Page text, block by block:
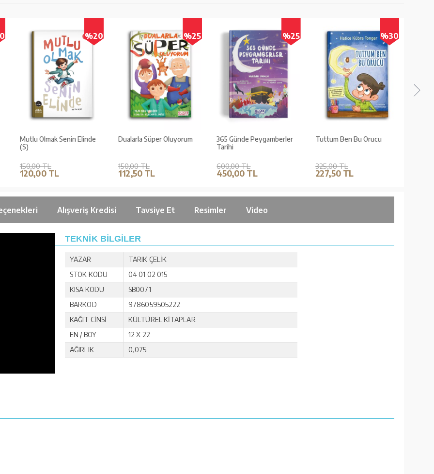
%20
Mutlu Olmak Senin Elinde
(S)
150,00 TL
120,00 TL
%25
Dualarla Süper Oluyorum
150,00 TL
112,50 TL
%25
365 Günde Peygamberler
Tarihi
600,00 TL
450,00 TL
%30
Tuttum Ben Bu Orucu
325,00 TL
227,50 TL
Alışveriş Kredisi Tavsiye Et Resimler Video
TEKNİK BİLGİLER
YAZAR
TARIK ÇELİK
STOK KODU
04 01 02 015
KISA KODU
SB0071
BARKOD
9786059505222
KAĞIT CİNSİ
KÜLTÜREL KİTAPLAR
EN / BOY
12 X 22
AĞIRLIK
0,075